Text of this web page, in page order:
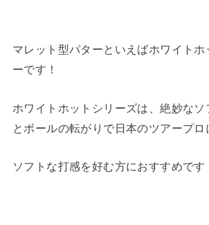
マレット型パターといえばホワイト
ーです！
ホワイトホットシリーズは、絶妙な
とボールの転がりで日本のツアープロ
ソフトな打感を好む方におすすめです